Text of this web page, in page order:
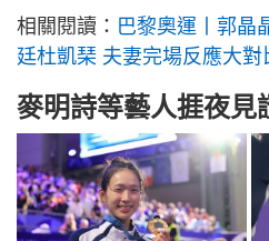
相關閱讀： 巴黎奧運丨郭晶
廷杜凱琹 夫妻完場反應大對
麥明詩等藝人捱夜見